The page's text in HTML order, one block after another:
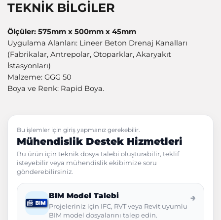
TEKNİK BİLGİLER
Ölçüler: 575mm x 500mm x 45mm
Uygulama Alanları: Lineer Beton Drenaj Kanalları
(Fabrikalar, Antrepolar, Otoparklar, Akaryakıt
İstasyonları)
Malzeme: GGG 50
Boya ve Renk: Rapid Boya.
Bu işlemler için giriş yapmanız gerekebilir.
Mühendislik Destek Hizmetleri
Bu ürün için teknik dosya talebi oluşturabilir, teklif
isteyebilir veya mühendislik ekibimize soru
gönderebilirsiniz.
BIM Model Talebi
Projeleriniz için IFC, RVT veya Revit uyumlu
BIM model dosyalarını talep edin.
→